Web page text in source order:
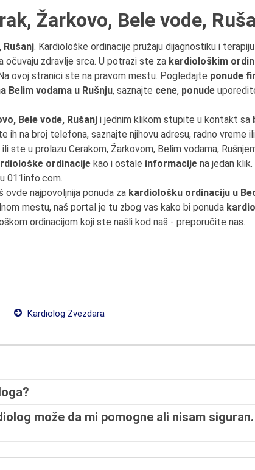
Žarkovo, Bele vode,
Rušanj. Kardiološke ordinacije pružaju dijagnostiku i
zdravlje srca. U potrazi ste za kardiološkim
ovoj stranici ste na pravom mestu. Pogledajte ponude
Belim vodama u Rušnju, saznajte cene, ponude
Bele vode, Rušanj i jednim klikom stupite u kontakt sa
ih na broj telefona, saznajte njihovu adresu, radno vreme
ste u prolazu Cerakom, Žarkovom, Belim vodama,
ordinacije kao i ostale informacije na jedan
011info.com.
najpovoljnija ponuda za kardiološku ordinaciju u
mestu, naš portal je tu zbog vas kako bi ponuda
ordinacijom koji ste našli kod naš - preporučite nas.
Kardiolog Zvezdara
može da mi pomogne ali nisam